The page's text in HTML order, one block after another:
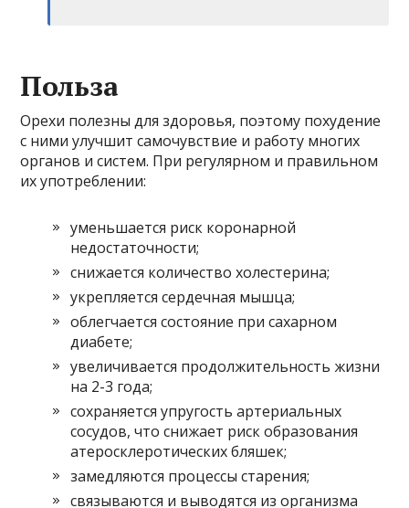
Польза
Орехи полезны для здоровья, поэтому похудение
с ними улучшит самочувствие и работу многих
органов и систем. При регулярном и правильном
их употреблении:
уменьшается риск коронарной
недостаточности;
снижается количество холестерина;
укрепляется сердечная мышца;
облегчается состояние при сахарном
диабете;
увеличивается продолжительность жизни
на 2-3 года;
сохраняется упругость артериальных
сосудов, что снижает риск образования
атеросклеротических бляшек;
замедляются процессы старения;
связываются и выводятся из организма